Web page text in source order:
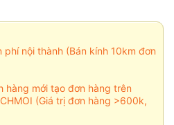
₫.
phí nội thành (Bán kính 10km đơn
hàng mới tạo đơn hàng trên
(Giá trị đơn hàng >600k,